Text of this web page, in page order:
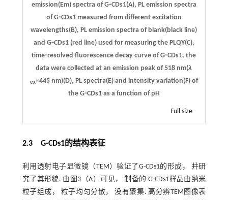
emission(Em) spectra of G⁃CDs1(A), PL emission spectra
of G⁃CDs1 measured from different excitation
wavelengths(B), PL emission spectra of blank(black line)
and G⁃CDs1 (red line) used for measuring the PLQY(C),
time⁃resolved fluorescence decay curve of G⁃CDs1, the
data were collected at an emission peak of 518 nm(λ
ex=445 nm)(D), PL spectra(E) and intensity variation(F) of
the G⁃CDs1 as a function of pH
Full size
2.3 G-CDs1的结构表征
利用透射电子显微镜（TEM）验证了G-CDs1的形成， 并研
究了其形貌. 由 图3 （A）可见， 制备的 G-CDs1样品由纳米
粒子组成， 粒子均匀分散， 没有聚集. 高分辨TEM图像表